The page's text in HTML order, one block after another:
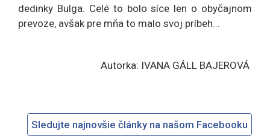
dedinky Bulga. Celé to bolo síce len o obyčajnom
prevoze, avšak pre mňa to malo svoj príbeh...
Autorka: IVANA GÁLL BAJEROVÁ
Sledujte najnovšie články na našom Facebooku